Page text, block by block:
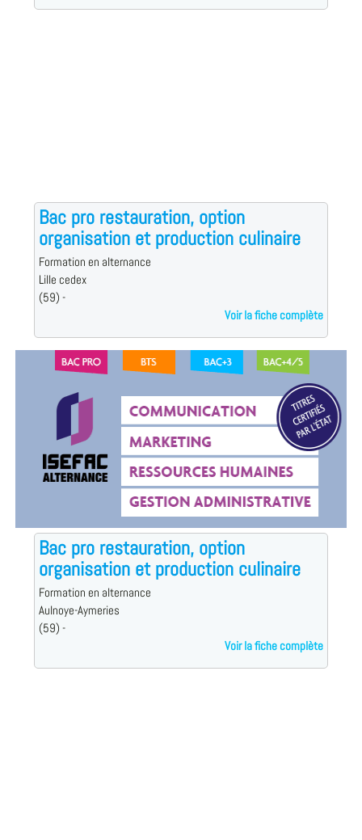
Bac pro restauration, option
organisation et production culinaire
Formation en alternance
Lille cedex
(59) -
Voir la fiche complète
Bac pro restauration, option
organisation et production culinaire
Formation en alternance
Aulnoye-Aymeries
(59) -
Voir la fiche complète